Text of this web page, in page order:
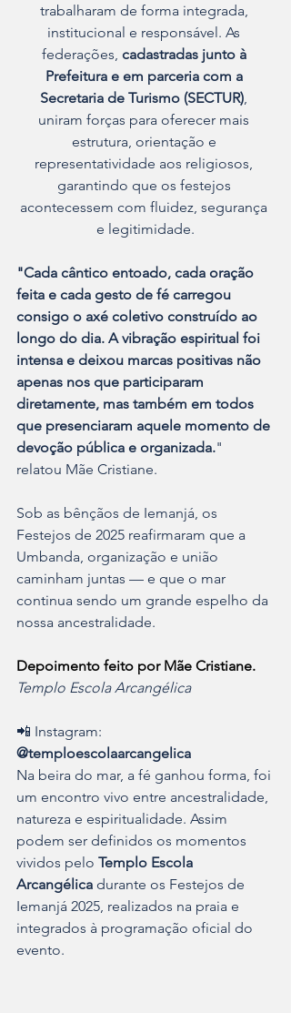
trabalharam de forma integrada,
institucional e responsável. As
federações, cadastradas junto à
Prefeitura e em parceria com a
Secretaria de Turismo (SECTUR)
uniram forças para oferecer mais
estrutura, orientação e
representatividade aos religiosos,
garantindo que os festejos
acontecessem com fluidez, segurança
e legitimidade.
"Cada cântico entoado, cada oração
feita e cada gesto de fé carregou
consigo o axé coletivo construído ao
longo do dia. A vibração espiritual foi
intensa e deixou marcas positivas não
apenas nos que participaram
diretamente, mas também em todos
que presenciaram aquele momento de
devoção pública e organizada."
relatou Mãe Cristiane.
Sob as bênçãos de Iemanjá, os
Festejos de 2025 reafirmaram que a
Umbanda, organização e união
caminham juntas — e que o mar
continua sendo um grande espelho da
nossa ancestralidade.
Depoimento feito por Mãe Cristiane.
Templo Escola Arcangélica
📲 Instagram:
@temploescolaarcangelica
Na beira do mar, a fé ganhou forma, foi
um encontro vivo entre ancestralidade,
natureza e espiritualidade. Assim
podem ser definidos os momentos
vividos pelo Templo Escola
Arcangélica durante os Festejos de
Iemanjá 2025, realizados na praia e
integrados à programação oficial do
evento.